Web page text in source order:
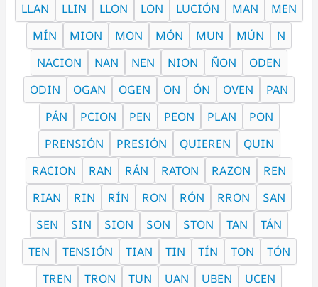
LLAN
LLIN LLON LON LUCIÓN MAN
MEN
MÍN
MION MON MÓN MUN MÚN
N
NACION
NAN NEN NION ÑON
ODEN
ODIN
OGAN OGEN ON ÓN OVEN
PAN
PÁN
PCION PEN PEON PLAN
PON
PRENSIÓN
PRESIÓN QUIEREN
QUIN
RACION
RAN RÁN RATON RAZON
REN
RIAN
RIN RÍN RON RÓN RRON
SAN
SEN
SIN SION SON STON TAN
TÁN
TEN
TENSIÓN TIAN TIN TÍN TON
TÓN
TREN
TRON TUN UAN UBEN
UCEN